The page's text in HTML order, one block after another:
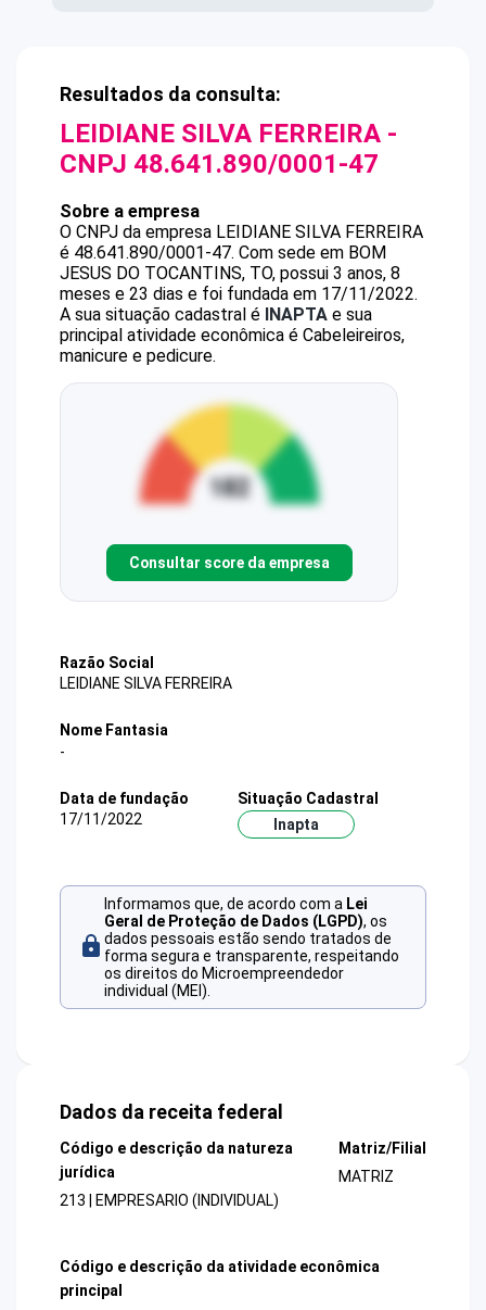
Resultados da consulta:
LEIDIANE SILVA FERREIRA -
CNPJ 48.641.890/0001-47
Sobre a empresa
O CNPJ da empresa LEIDIANE SILVA FERREIRA
é 48.641.890/0001-47. Com sede em BOM
JESUS DO TOCANTINS, TO, possui 3 anos, 8
meses e 23 dias e foi fundada em 17/11/2022.
A sua situação cadastral é INAPTA e sua
principal atividade econômica é Cabeleireiros,
manicure e pedicure.
Consultar score da empresa
Razão Social
LEIDIANE SILVA FERREIRA
Nome Fantasia
-
Data de fundação
17/11/2022
Situação Cadastral
Inapta
Informamos que, de acordo com a Lei
Geral de Proteção de Dados (LGPD), os
dados pessoais estão sendo tratados de
forma segura e transparente, respeitando
os direitos do Microempreendedor
individual (MEI).
Dados da receita federal
Código e descrição da natureza
jurídica
213 | EMPRESARIO (INDIVIDUAL)
Matriz/Filial
MATRIZ
Código e descrição da atividade econômica
principal